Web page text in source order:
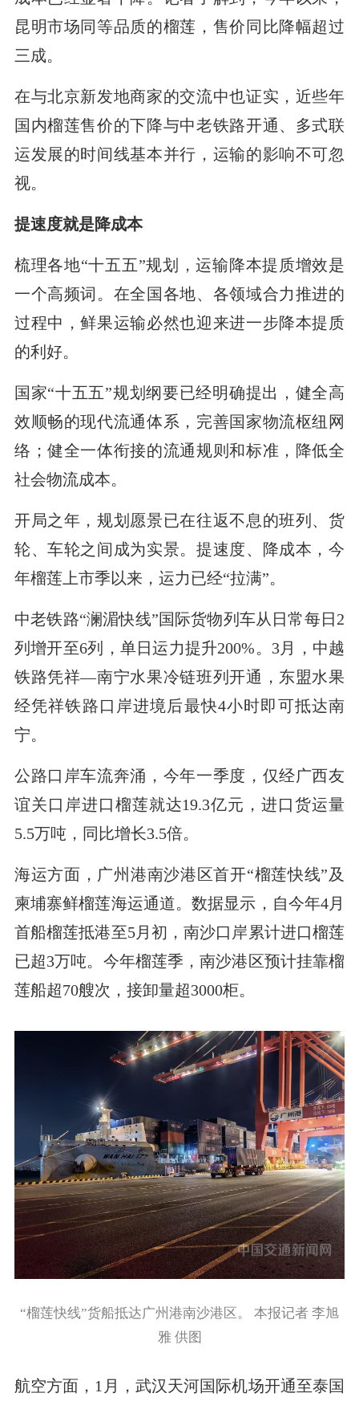
昆明市场同等品质的榴莲，售价同比降幅超过
三成。
在与北京新发地商家的交流中也证实，近些年
国内榴莲售价的下降与中老铁路开通、多式联
运发展的时间线基本并行，运输的影响不可忽
视。
提速度就是降成本
梳理各地“十五五”规划，运输降本提质增效是
一个高频词。在全国各地、各领域合力推进的
过程中，鲜果运输必然也迎来进一步降本提质
的利好。
国家“十五五”规划纲要已经明确提出，健全高
效顺畅的现代流通体系，完善国家物流枢纽网
络；健全一体衔接的流通规则和标准，降低全
社会物流成本。
开局之年，规划愿景已在往返不息的班列、货
轮、车轮之间成为实景。提速度、降成本，今
年榴莲上市季以来，运力已经“拉满”。
中老铁路“澜湄快线”国际货物列车从日常每日2
列增开至6列，单日运力提升200%。3月，中越
铁路凭祥—南宁水果冷链班列开通，东盟水果
经凭祥铁路口岸进境后最快4小时即可抵达南
宁。
公路口岸车流奔涌，今年一季度，仅经广西友
谊关口岸进口榴莲就达19.3亿元，进口货运量
5.5万吨，同比增长3.5倍。
海运方面，广州港南沙港区首开“榴莲快线”及
柬埔寨鲜榴莲海运通道。数据显示，自今年4月
首船榴莲抵港至5月初，南沙口岸累计进口榴莲
已超3万吨。今年榴莲季，南沙港区预计挂靠榴
莲船超70艘次，接卸量超3000柜。
“榴莲快线”货船抵达广州港南沙港区。 本报记者 李旭
雅 供图
航空方面，1月，武汉天河国际机场开通至泰国